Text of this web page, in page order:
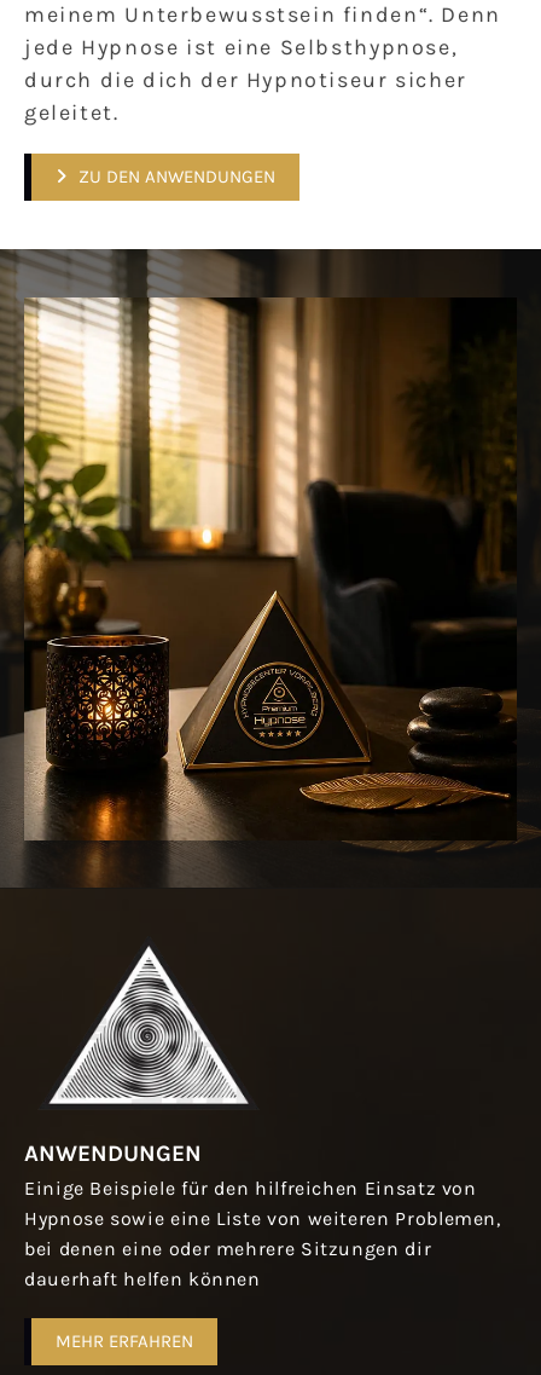
meinem Unterbewusstsein finden“. Denn
jede Hypnose ist eine Selbsthypnose,
durch die dich der Hypnotiseur sicher
geleitet.
ZU DEN ANWENDUNGEN
ANWENDUNGEN
Einige Beispiele für den hilfreichen Einsatz von
Hypnose sowie eine Liste von weiteren Problemen,
bei denen eine oder mehrere Sitzungen dir
dauerhaft helfen können
MEHR ERFAHREN